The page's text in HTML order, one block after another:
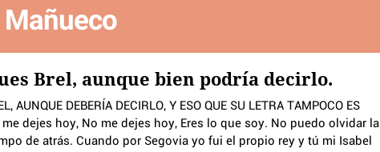
Brel, aunque bien podría decirlo.
AUNQUE DEBERÍA DECIRLO, Y ESO QUE SU LETRA TAMPOCO ES
me dejes hoy, No me dejes hoy, Eres lo que soy. No puedo olvidar la
de atrás. Cuando por Segovia yo fui el propio rey y tú mi Isabel